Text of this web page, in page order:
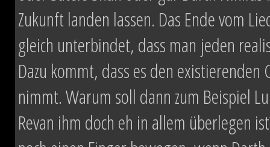
Zukunft landen lassen. Das Ende vom
gleich unterbindet, dass man jeden
Dazu kommt, dass es den
nimmt. Warum soll dann zum Beispiel
Revan ihm doch eh in allem überlegen